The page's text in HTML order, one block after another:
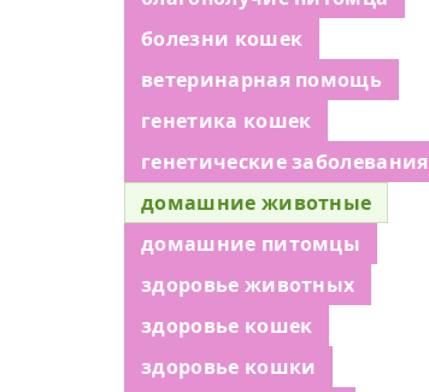
болезни кошек
ветеринарная помощь
генетика кошек
генетические заболевания
домашние животные
домашние питомцы
здоровье животных
здоровье кошек
здоровье кошки